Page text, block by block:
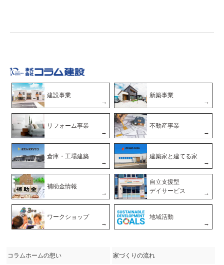
建設事業 新築事業
リフォーム事業 不動産事業
倉庫・工場建築 建築家と建てる家
補助金情報
自立支援型
デイサービス
ワークショップ 地域活動
コラムホームの想い 家づくりの流れ